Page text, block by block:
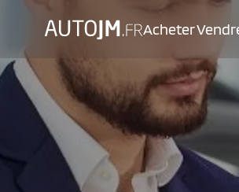
Acheter